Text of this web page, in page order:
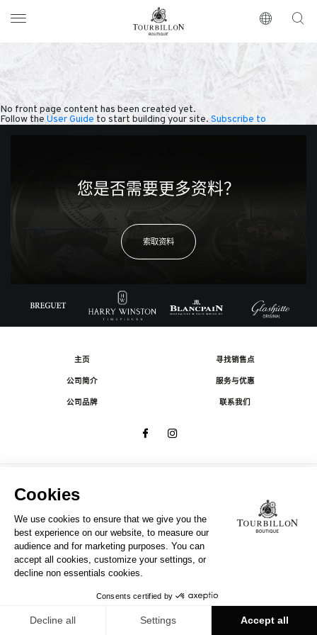
https://www.tourbillon.com/index.php/zh-hant
No front page content has been created yet.
Follow the User Guide to start building your site. Subscribe to
您是否需要更多资料？
索取资料
主页
公司简介
公司品牌
寻找销售点
服务与优惠
联系我们
A COMPANY OF THE